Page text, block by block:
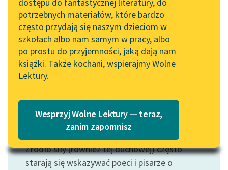
literatury skandynawskiej
Spotkanie z Katarzyną
Tunkiel w Oslo
102. lata temu zmarł
Joseph Conrad
Lektury szkolne i klasyka
literatury do słuchania dla
uczennic i uczniów z
niepełnosprawnościami
API
OAI-PMH
Widget Wolnych Lektur
Przypisy
Katalog w formacie PDF
potrzebnych materiałów, które bardzo
często przydają się naszym dzieciom w
szkołach albo nam samym w pracy, albo
po prostu do przyjemności, jaką dają nam
książki. Także kochani, wspierajmy Wolne
Lektury.
Wesprzyj Wolne Lektury — teraz,
zanim zapomnisz
chłopcach niełatwo
pokonać
W Francji...
Czytaj więcej
Motyw: Siła
Źródło siły (również tej duchowej) często
starają się wskazywać poeci i pisarze o